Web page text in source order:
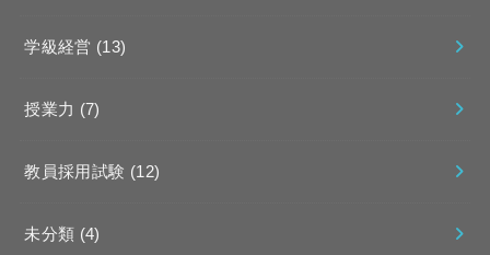
学級経営 (13)
授業力 (7)
教員採用試験 (12)
未分類 (4)